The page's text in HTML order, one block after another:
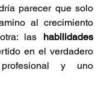
parecer que solo
al crecimiento
las habilidades
en el verdadero
y uno